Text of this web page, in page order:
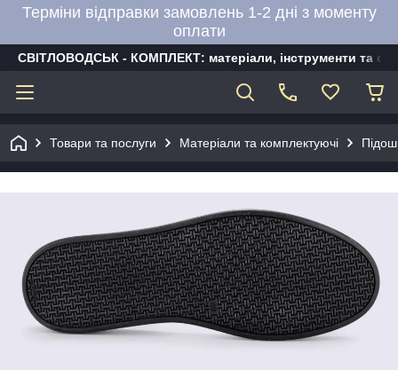
Терміни відправки замовлень 1-2 дні з моменту
оплати
СВІТЛОВОДСЬК - КОМПЛЕКТ: матеріали, інструменти та
Товари та послуги Матеріали та комплектуючі